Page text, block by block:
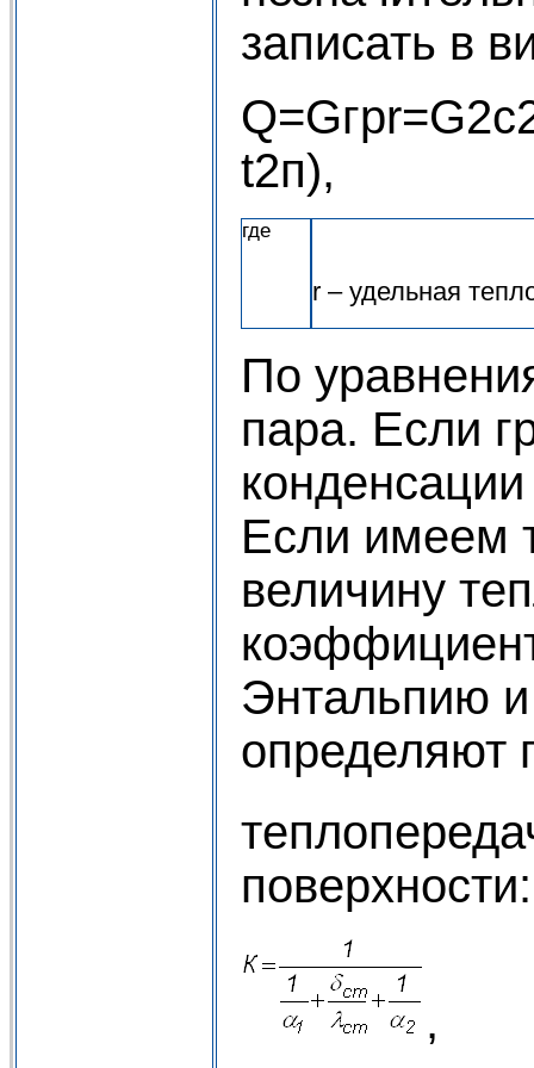
записать в
где
r – удельная
По
пара. Если
Если имеем
величину
Энтальпию
определяют
поверхности: